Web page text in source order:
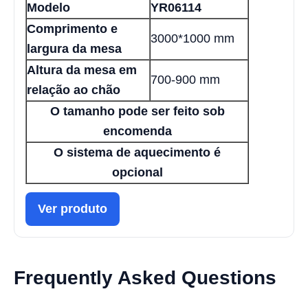
Modelo
YR06114
Comprimento e
largura da mesa
3000*1000 mm
Altura da mesa em
relação ao chão
700-900 mm
O tamanho pode ser feito sob
encomenda
O sistema de aquecimento é
opcional
Ver produto
Frequently Asked Questions